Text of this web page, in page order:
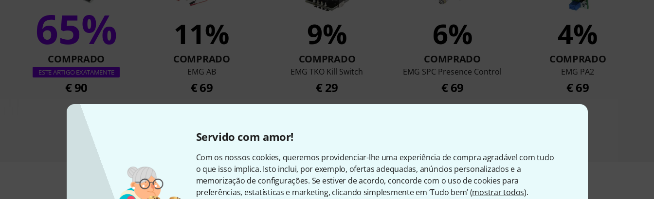
Servido com amor!
Com os nossos cookies, queremos providenciar-lhe uma experiência de compra agradável com tudo
o que isso implica. Isto inclui, por exemplo, ofertas adequadas, anúncios personalizados e a
memorização de configurações. Se estiver de acordo, concorde com o uso de cookies para
preferências, estatísticas e marketing, clicando simplesmente em ‘Tudo bem’ (mostrar todos).
65%
COMPRADO
ESTE ARTIGO EXATAMENTE
€ 90
11%
COMPRADO
EMG AB
€ 69
9%
COMPRADO
EMG TKO Kill Switch
€ 29
6%
COMPRADO
EMG SPC Presence Control
€ 69
4%
COMPRADO
EMG PA2
€ 69